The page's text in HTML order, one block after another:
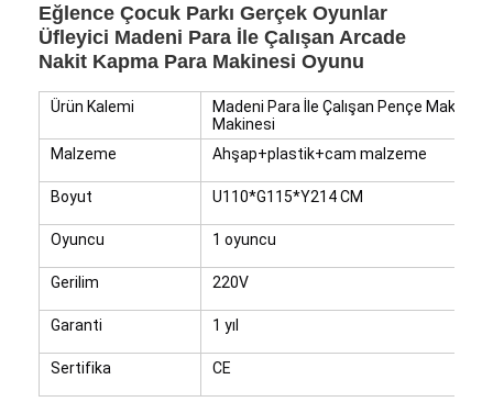
Eğlence Çocuk Parkı Gerçek Oyunlar
Üfleyici Madeni Para İle Çalışan Arcade
Nakit Kapma Para Makinesi Oyunu
Ürün Kalemi
Madeni Para İle Çalışan Pençe
Makinesi
Malzeme
Ahşap+plastik+cam malzeme
Boyut U110*G115*Y214 CM
Oyuncu 1 oyuncu
Gerilim 220V
Garanti 1 yıl
Sertifika CE